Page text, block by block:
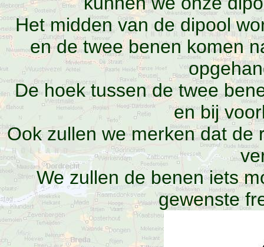
Het midden van de dipool
en de twee benen komen
De hoek tussen de twee
en bij
Ook zullen we merken dat de
We zullen de benen iets
gewenste